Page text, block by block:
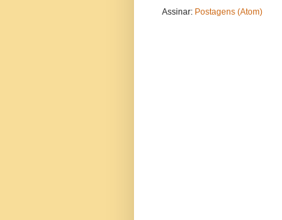
Assinar: Postagens (Atom)